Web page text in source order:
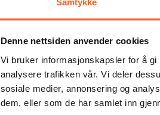
Samtykke
Denne nettsiden anvender cookies
Vi bruker informasjonskapsler for å
analysere trafikken vår. Vi deler
sosiale medier, annonsering og
dem, eller som de har samlet inn